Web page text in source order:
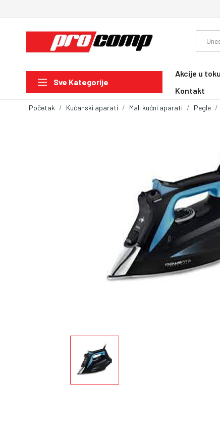
Sve Kategorije
Akcije u toku
Kontakt
Početak Kućanski aparati Mali kućni aparati Pegle